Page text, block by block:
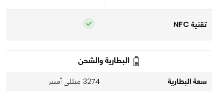
تقنية NFC
البطارية والشحن
سعة البطارية 3274 ميللي أمبير